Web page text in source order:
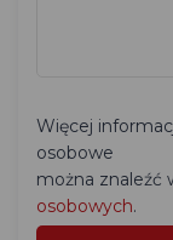
Więcej
osobowe
można znaleźć
osobowych.